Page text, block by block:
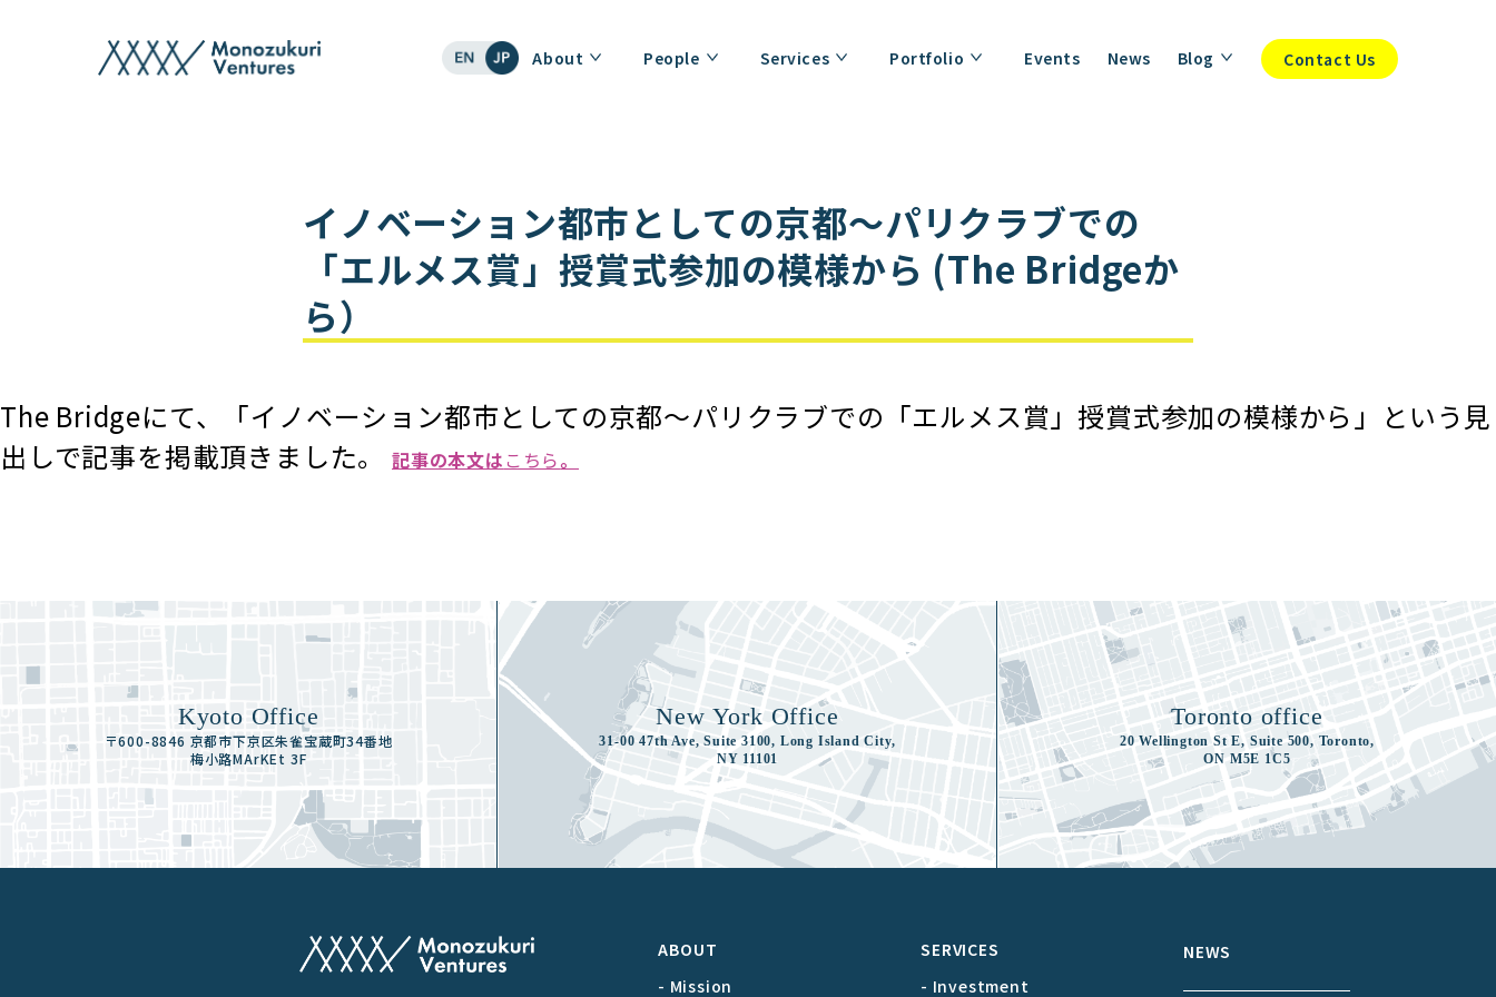
About People Services Portfolio Events News Blog Contact Us
イノベーション都市としての京都〜パリクラブでの
「エルメス賞」授賞式参加の模様から (The Bridgeか
ら）
The Bridgeにて、「イノベーション都市としての京都〜パリクラブでの「エルメス賞」授賞式参加の模様から」という見
出しで記事を掲載頂きました。
記事の本文は こちら。
Kyoto Office
〒600-8846 京都市下京区朱雀宝蔵町34番地
梅小路MArKEt 3F
New York Office
31-00 47th Ave, Suite 3100, Long Island City,
NY 11101
Toronto office
20 Wellington St E, Suite 500, Toronto,
ON M5E 1C5
ABOUT
- Mission
SERVICES
- Investment
NEWS